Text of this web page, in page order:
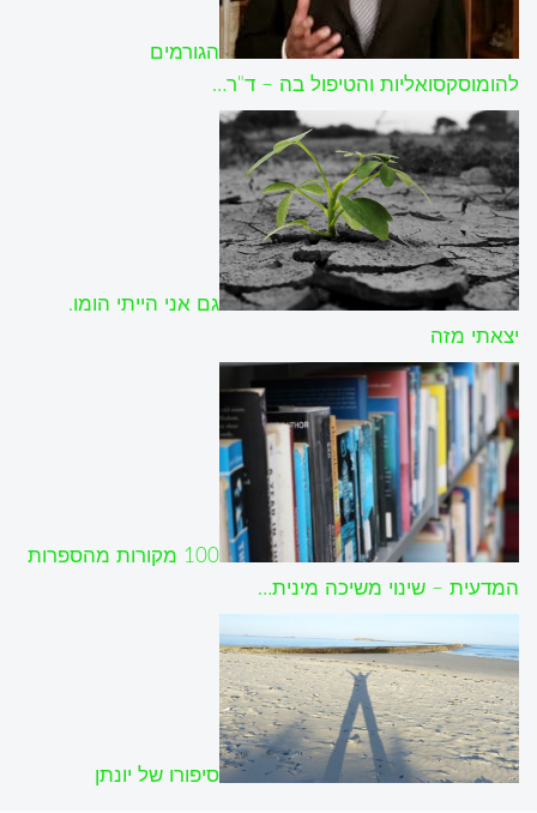
הגורמים
להומוסקסואליות והטיפול בה – ד"ר…
גם אני הייתי הומו.
יצאתי מזה
100 מקורות מהספרות
המדעית – שינוי משיכה מינית…
סיפורו של יונתן